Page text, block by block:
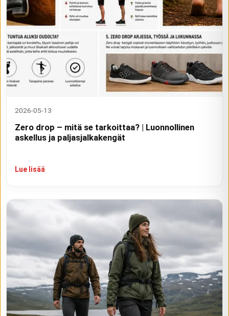
2026-05-13
Zero drop – mitä se tarkoittaa? | Luonnollinen
askellus ja paljasjalkakengät
Lue lisää